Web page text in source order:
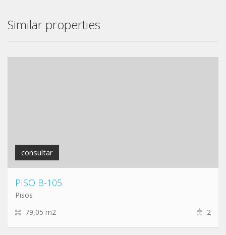
Similar properties
consultar
PISO B-105
Pisos
79,05 m2
2